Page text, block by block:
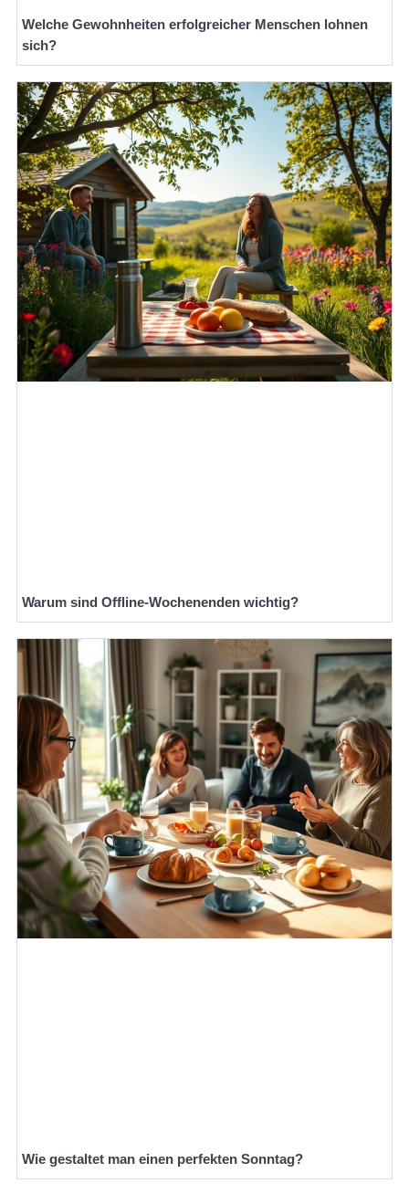
Welche Gewohnheiten erfolgreicher Menschen lohnen
sich?
Warum sind Offline-Wochenenden wichtig?
Wie gestaltet man einen perfekten Sonntag?